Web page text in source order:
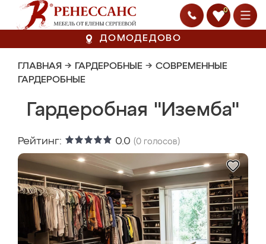
0
ДОМОДЕДОВО
ГЛАВНАЯ → ГАРДЕРОБНЫЕ → СОВРЕМЕННЫЕ
ГАРДЕРОБНЫЕ
Гардеробная "Иземба"
Рейтинг: 0.0 (0 голосов)